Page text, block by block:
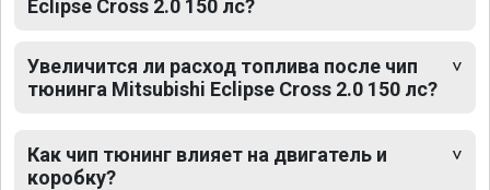
Eclipse Cross 2.0 150 лс?
Увеличится ли расход топлива после чип
тюнинга Mitsubishi Eclipse Cross 2.0 150 лс?
Как чип тюнинг влияет на двигатель и
коробку?